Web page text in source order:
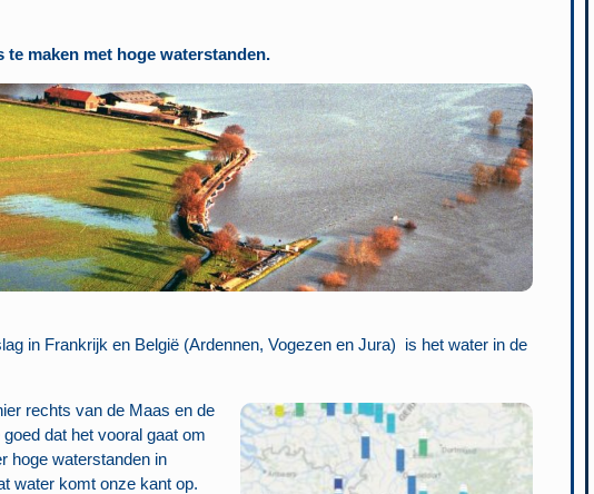
te maken met hoge waterstanden.
in Frankrijk en België (Ardennen, Vogezen en Jura) is het water in de
rechts van de Maas en de
dat het vooral gaat om
hoge waterstanden in
water komt onze kant op.